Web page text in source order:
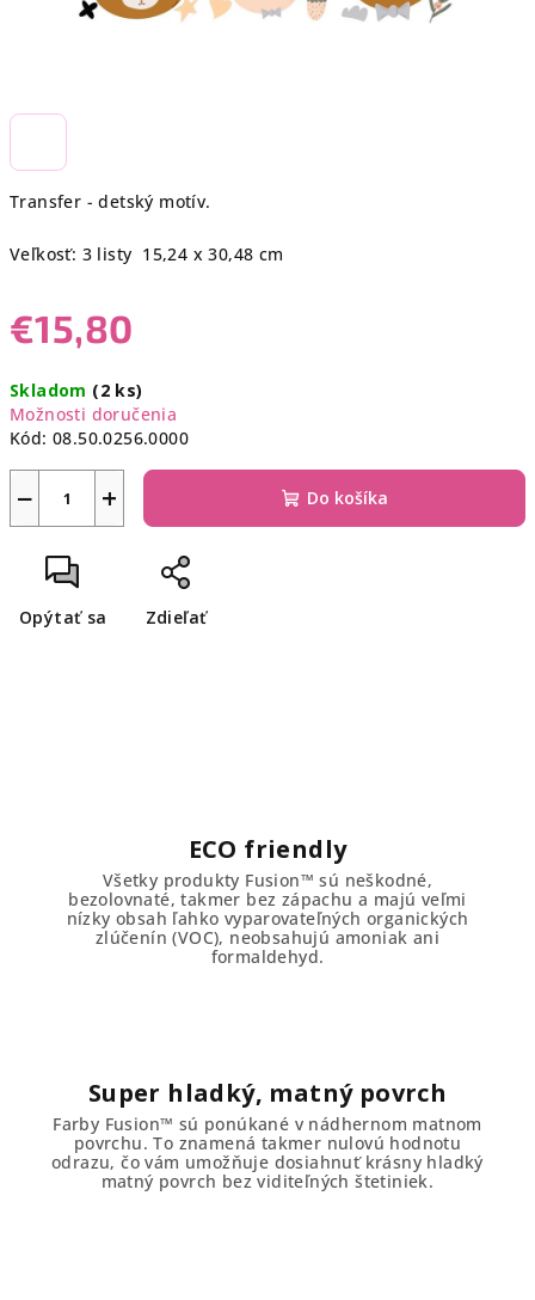
Transfer - detský motív.
Veľkosť: 3 listy 15,24 x 30,48 cm
€15,80
cena:
Skladom (2 ks)
Možnosti doručenia
Kód: 08.50.0256.0000
+
− Do košíka
Opýtať sa Zdieľať
ECO friendly
Všetky produkty Fusion™ sú neškodné,
bezolovnaté, takmer bez zápachu a majú veľmi
nízky obsah ľahko vyparovateľných organických
zlúčenín (VOC), neobsahujú amoniak ani
formaldehyd.
Super hladký, matný povrch
Farby Fusion™ sú ponúkané v nádhernom matnom
povrchu. To znamená takmer nulovú hodnotu
odrazu, čo vám umožňuje dosiahnuť krásny hladký
matný povrch bez viditeľných štetiniek.